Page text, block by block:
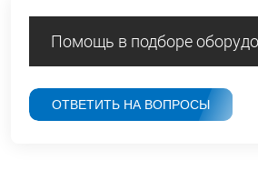
Помощь в подборе
ОТВЕТИТЬ НА ВОПРОСЫ